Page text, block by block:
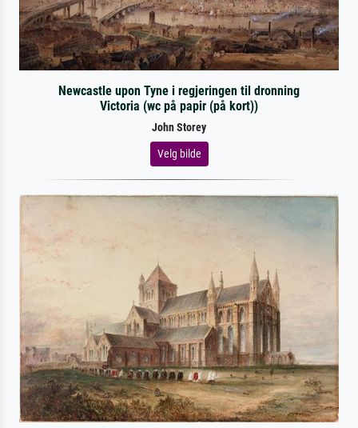
Newcastle upon Tyne i regjeringen til dronning
Victoria (wc på papir (på kort))
John Storey
Velg bilde